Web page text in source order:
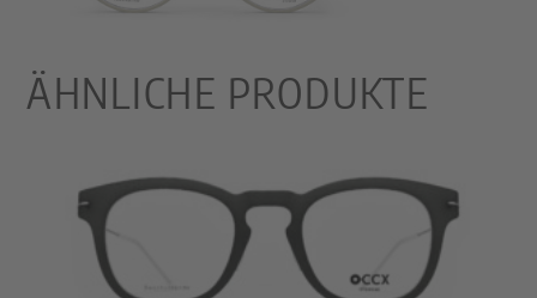
ÄHNLICHE PRODUKTE